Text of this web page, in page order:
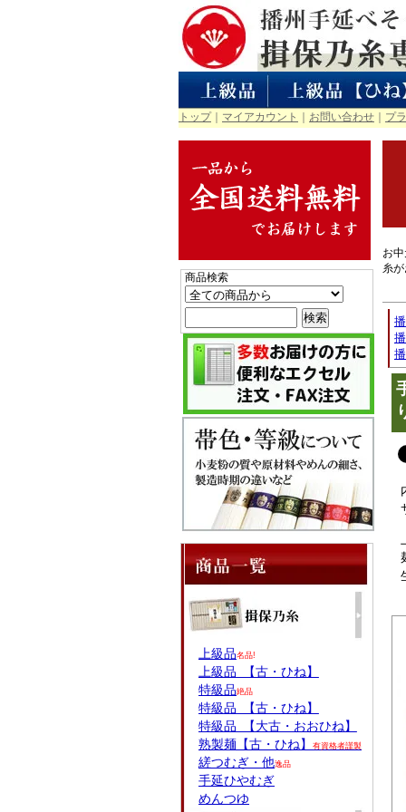
トップ｜ マイアカウント お問い合わせ プ
お
糸
商品検索
上級品名品!
上級品 【古・ひね】
特級品絶品
特級品 【古・ひね】
特級品 【大古・おおひね】
熟製麺【古・ひね】
有資格者謹製
縒つむぎ・他逸品
手延ひやむぎ
めんつゆ